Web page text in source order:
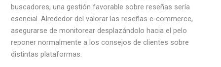
buscadores, una gestión favorable sobre reseñas serí­a
esencial. Alrededor del valorar las reseñas e-commerce,
asegurarse de monitorear desplazándolo hacia el pelo
reponer normalmente a los consejos de clientes sobre
distintas plataformas.